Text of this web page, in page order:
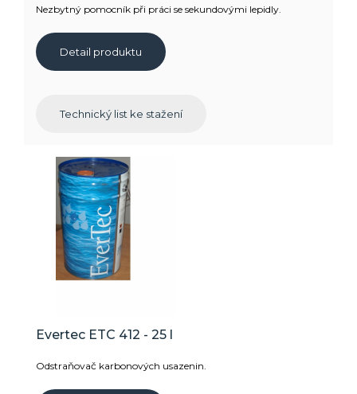
Nezbytný pomocník při práci se sekundovými lepidly.
Detail produktu
Technický list ke stažení
Evertec ETC 412 - 25 l
Odstraňovač karbonových usazenin.